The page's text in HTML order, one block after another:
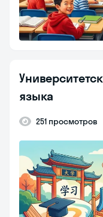
языка
251 просмотров